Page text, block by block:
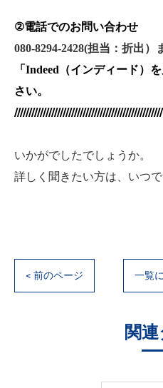
②電話でのお問い合わせ
080-8294-2428(担当：折出）
「 Indeed （インディード）
さい。
////////////////////////////////////////////////////
いかがでしたでしょうか。
詳しく聞きたい方は、いつ
< 前のページ 一覧
関